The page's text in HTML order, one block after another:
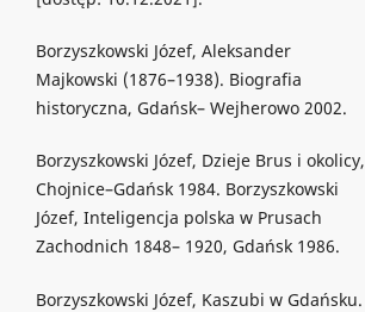
Borzyszkowski Józef, Aleksander
Majkowski (1876–1938). Biografia
historyczna, Gdańsk– Wejherowo 2002.
Borzyszkowski Józef, Dzieje Brus i okolicy,
Chojnice–Gdańsk 1984. Borzyszkowski
Józef, Inteligencja polska w Prusach
Zachodnich 1848– 1920, Gdańsk 1986.
Borzyszkowski Józef, Kaszubi w Gdańsku.